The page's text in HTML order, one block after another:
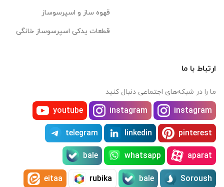
قهوه ساز و اسپرسوساز
قطعات یدکی اسپرسوساز خانگی
ارتباط با ما
ما را در شبکه‌های اجتماعی دنبال کنید
instagram
instagram
youtube
pinterest
linkedin
telegram
aparat
whatsapp
bale
Soroush
bale
rubika
eitaa